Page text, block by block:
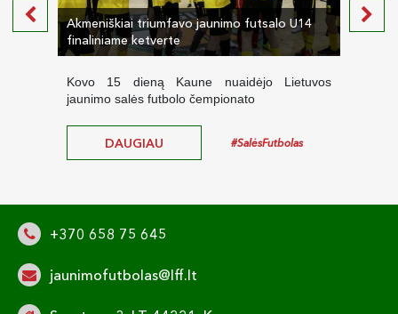
Akmeniškiai triumfavo jaunimo futsalo U14
finaliniame ketverte
Kovo 15 dieną Kaune nuaidėjo Lietuvos
jaunimo salės futbolo čempionato
DAUGIAU #SalėsFutbolas
+370 658 75 645
jaunimofutbolas@lff.lt